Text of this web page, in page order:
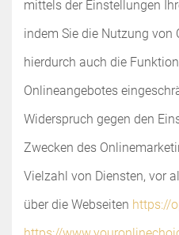
mittels der Einstellungen
indem Sie die Nutzung von
hierdurch auch die
Onlineangebotes
Widerspruch gegen den
Zwecken des
Vielzahl von Diensten, vor
über die Webseiten https://